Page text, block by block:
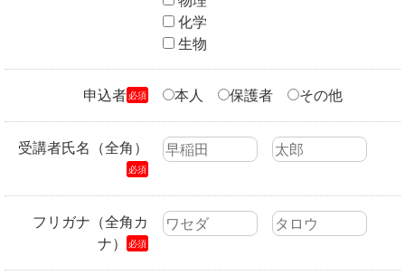
化学
生物
申込者必須 本人 保護者 その他
受講者氏名（全角）
必須
フリガナ（全角カ
ナ）必須